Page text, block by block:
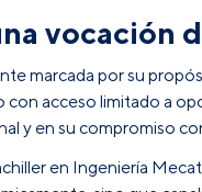
vocación
marcada por su
acceso limitado a
y en su compromiso
en Ingeniería